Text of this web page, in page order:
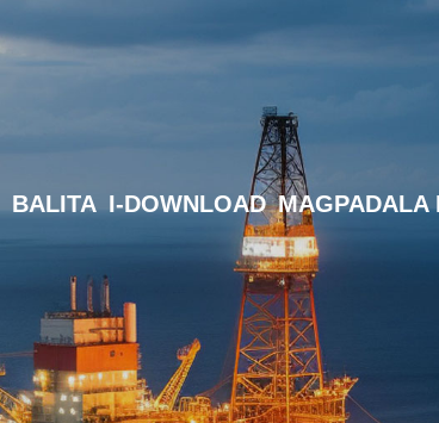
BALITA I-DOWNLOAD MAGPADALA